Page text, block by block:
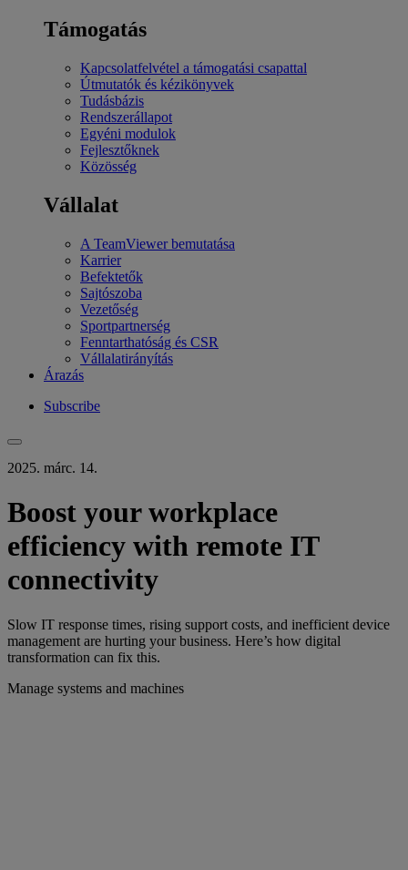
Támogatás
Kapcsolatfelvétel a támogatási csapattal
Útmutatók és kézikönyvek
Tudásbázis
Rendszerállapot
Egyéni modulok
Fejlesztőknek
Közösség
Vállalat
A TeamViewer bemutatása
Karrier
Befektetők
Sajtószoba
Vezetőség
Sportpartnerség
Fenntarthatóság és CSR
Vállalatirányítás
Árazás
Subscribe
2025. márc. 14.
Boost your workplace
efficiency with remote IT
connectivity
Slow IT response times, rising support costs, and inefficient device
management are hurting your business. Here’s how digital
transformation can fix this.
Manage systems and machines